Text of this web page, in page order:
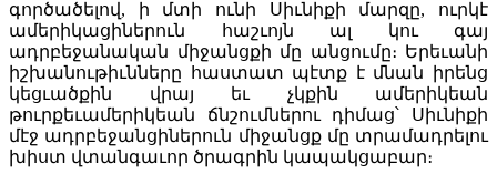
գործածելով, ի մտի ունի Սիւնիքի մարզը, ուրկէ
ամերիկացիներուն հաշւոյն ալ կու գայ
ադրբեջանական միջանցքի մը անցումը։ Երեւանի
իշխանութիւնները հաստատ պէտք է մնան իրենց
կեցւածքին վրայ եւ չկքին ամերիկեան
թուրքեւամերիկեան ճնշումներու դիմաց՝ Սիւնիքի
մէջ ադրբեջանցիներուն միջանցք մը տրամադրելու
խիստ վտանգաւոր ծրագրին կապակցաբար։